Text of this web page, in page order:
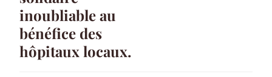
inoubliable au
bénéfice des
hôpitaux locaux.